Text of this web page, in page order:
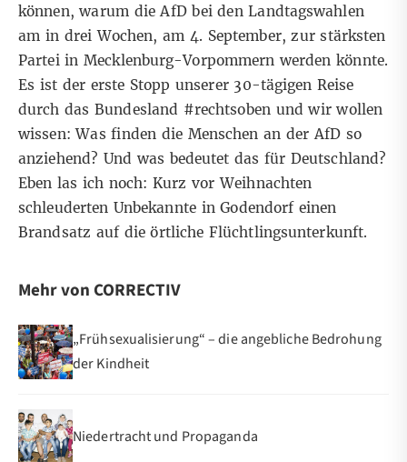
können, warum die AfD bei den Landtagswahlen
am in drei Wochen, am 4. September, zur stärksten
Partei in Mecklenburg-Vorpommern werden könnte.
Es ist der erste Stopp unserer 30-tägigen Reise
durch das Bundesland #rechtsoben und wir wollen
wissen: Was finden die Menschen an der AfD so
anziehend? Und was bedeutet das für Deutschland?
Eben las ich noch: Kurz vor Weihnachten
schleuderten Unbekannte in Godendorf einen
Brandsatz auf die örtliche Flüchtlingsunterkunft.
Mehr von CORRECTIV
„Frühsexualisierung“ – die angebliche Bedrohung
der Kindheit
Niedertracht und Propaganda